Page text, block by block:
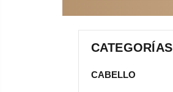
CATEGORÍAS
CABELLO